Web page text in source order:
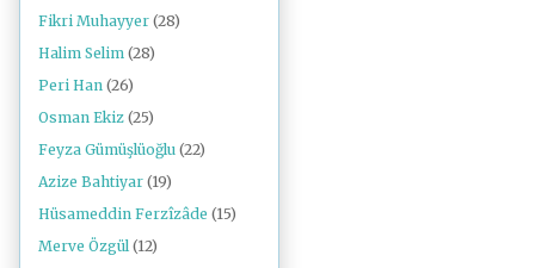
Fikri Muhayyer (28)
Halim Selim (28)
Peri Han (26)
Osman Ekiz (25)
Feyza Gümüşlüoğlu (22)
Azize Bahtiyar (19)
Hüsameddin Ferzîzâde (15)
Merve Özgül (12)